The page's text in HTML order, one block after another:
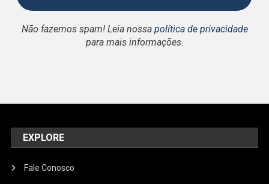
Não fazemos spam! Leia nossa política de privacidade
para mais informações.
EXPLORE
Fale Conosco